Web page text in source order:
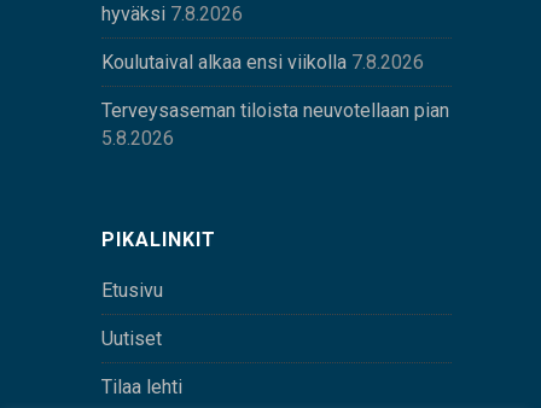
hyväksi 7.8.2026
Koulutaival alkaa ensi viikolla 7.8.2026
Terveysaseman tiloista neuvotellaan pian
5.8.2026
PIKALINKIT
Etusivu
Uutiset
Tilaa lehti